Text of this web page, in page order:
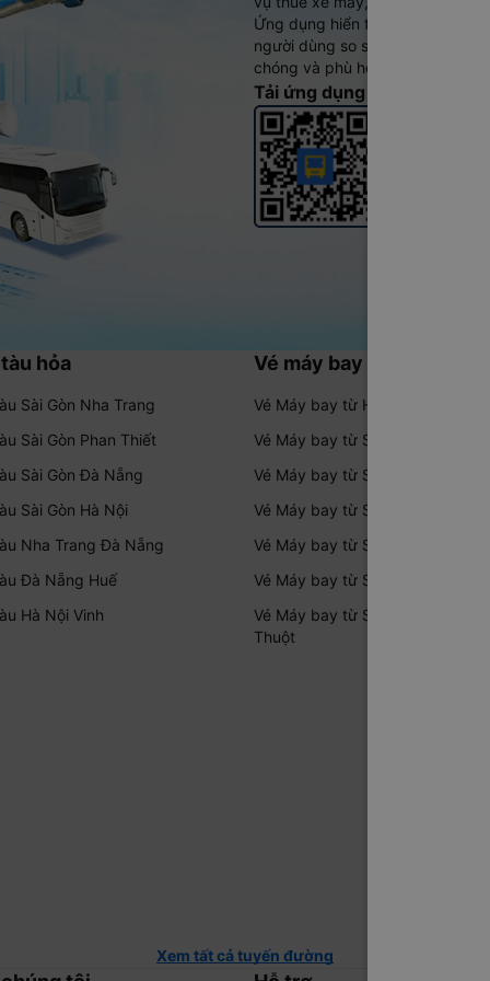
Ứng dụng hiển thị thông tin đầy
người dùng so sánh và lựa chọn
chóng và phù hợp nhất.
Tải ứng dụng Vexere ngay
hỏa
Sài Gòn Nha Trang
Sài Gòn Phan Thiết
Sài Gòn Đà Nẵng
Sài Gòn Hà Nội
Nha Trang Đà Nẵng
Đà Nẵng Huế
Hà Nội Vinh
Vé máy bay
Vé Máy bay từ Hà Nội đi Sài Gòn
Vé Máy bay từ Sài Gòn đi Nha
Vé Máy bay từ Sài Gòn đi Hà Nội
Vé Máy bay từ Sài Gòn đi Đà
Vé Máy bay từ Sài Gòn đi Đà Lạt
Vé Máy bay từ Sài Gòn đi PleiKu
Vé Máy bay từ Sài Gòn đi Buôn
Thuột
Xem tất cả tuyến đường